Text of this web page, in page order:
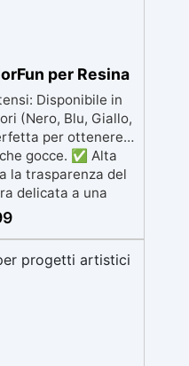
per Resina
Disponibile in
(Nero, Blu, Giallo,
per ottenere
gocce. ✅ Alta
la trasparenza del
delicata a una
variando la
al 5%. ✅ Facile da
ottenere il colore